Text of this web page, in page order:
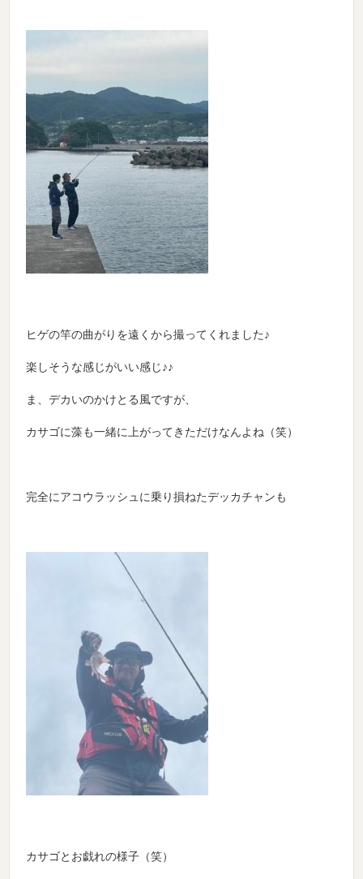
ヒゲの竿の曲がりを遠くから撮ってくれました♪
楽しそうな感じがいい感じ♪♪
ま、デカいのかけとる風ですが、
カサゴに藻も一緒に上がってきただけなんよね（笑）
完全にアコウラッシュに乗り損ねたデッカチャンも
カサゴとお戯れの様子（笑）